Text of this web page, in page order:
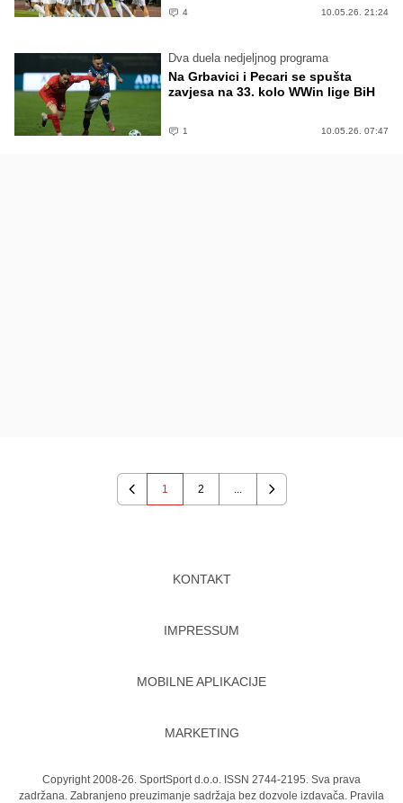
4 10.05.26. 21:24
Dva duela nedjeljnog programa
Na Grbavici i Pecari se spušta
zavjesa na 33. kolo WWin lige BiH
1 10.05.26. 07:47
Previous
1 2 ...
Next
KONTAKT
IMPRESSUM
MOBILNE APLIKACIJE
MARKETING
Copyright 2008-26. SportSport d.o.o. ISSN 2744-2195. Sva prava
zadržana. Zabranjeno preuzimanje sadržaja bez dozvole izdavača. Pravila